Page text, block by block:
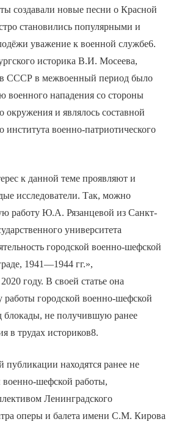
создавали новые песни о Красной
становились популярными и
уважение к военной службе6.
историка В.И. Мосеева,
СССР в межвоенный период было
военного нападения со стороны
окружения и являлось составной
института военно-патриотического
к данной теме проявляют и
исследователи. Так, можно
работу Ю.А. Рязанцевой из Санкт-
университета
городской военно-шефской
1941—1944 гг.»,
году. В своей статье она
работы городской военно-шефской
блокады, не получившую ранее
в трудах историков8.
публикации находятся ранее не
военно-шефской работы,
Ленинградского
оперы и балета имени С.М. Кирова